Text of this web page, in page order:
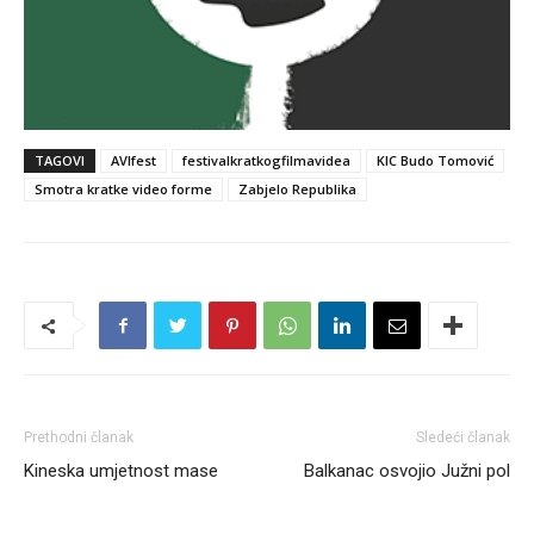
TAGOVI AVIfest festivalkratkogfilmavidea
KIC Budo Tomović
Smotra kratke video forme
Zabjelo Republika
Prethodni članak
Kineska umjetnost mase
Sledeći članak
Balkanac osvojio Južni pol